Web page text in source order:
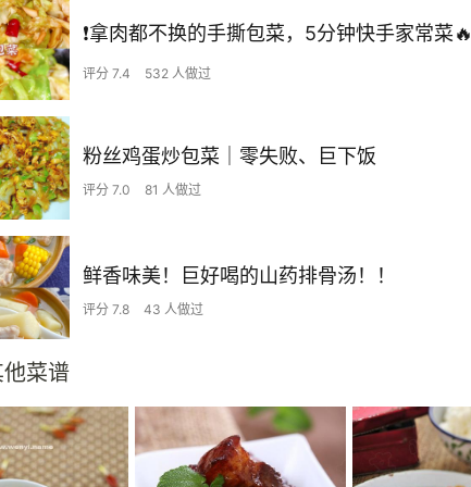
❗拿肉都不换的手撕包菜，5分钟快手家常菜🔥
评分 7.4 532 人做过
粉丝鸡蛋炒包菜｜零失败、巨下饭
评分 7.0 81 人做过
鲜香味美！巨好喝的山药排骨汤！！
评分 7.8 43 人做过
菜谱